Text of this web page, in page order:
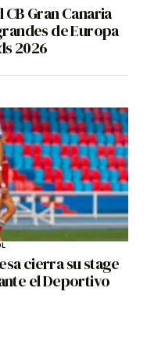
Gran Canaria
de Europa
2026
cierra su stage
el Deportivo